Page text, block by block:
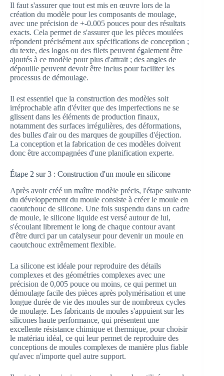
Il faut s'assurer que tout est mis en œuvre lors de la
création du modèle pour les composants de moulage,
avec une précision de +-0.005 pouces pour des résultats
exacts. Cela permet de s'assurer que les pièces moulées
répondent précisément aux spécifications de conception ;
du texte, des logos ou des filets peuvent également être
ajoutés à ce modèle pour plus d'attrait ; des angles de
dépouille peuvent devoir être inclus pour faciliter les
processus de démoulage.
Il est essentiel que la construction des modèles soit
irréprochable afin d'éviter que des imperfections ne se
glissent dans les éléments de production finaux,
notamment des surfaces irrégulières, des déformations,
des bulles d'air ou des marques de goupilles d'éjection.
La conception et la fabrication de ces modèles doivent
donc être accompagnées d'une planification experte.
Étape 2 sur 3 : Construction d'un moule en silicone
Après avoir créé un maître modèle précis, l'étape suivante
du développement du moule consiste à créer le moule en
caoutchouc de silicone. Une fois suspendu dans un cadre
de moule, le silicone liquide est versé autour de lui,
s'écoulant librement le long de chaque contour avant
d'être durci par un catalyseur pour devenir un moule en
caoutchouc extrêmement flexible.
La silicone est idéale pour reproduire des détails
complexes et des géométries complexes avec une
précision de 0,005 pouce ou moins, ce qui permet un
démoulage facile des pièces après polymérisation et une
longue durée de vie des moules sur de nombreux cycles
de moulage. Les fabricants de moules s'appuient sur les
silicones haute performance, qui présentent une
excellente résistance chimique et thermique, pour choisir
le matériau idéal, ce qui leur permet de reproduire des
conceptions de moules complexes de manière plus fiable
qu'avec n'importe quel autre support.